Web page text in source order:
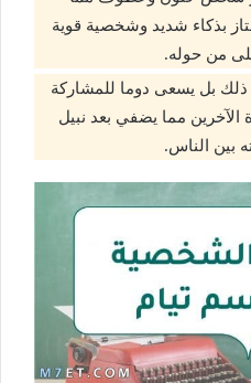
بذكاء شديد وشخصية قوية
على من حوله.
ذلك بل يسعى دوما للمشاركة
مما يضفي بعد نبيل
بين الناس.